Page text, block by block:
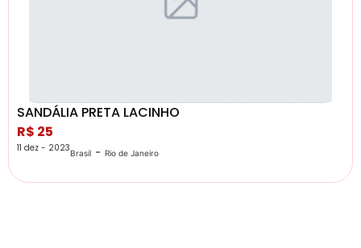
SANDÁLIA PRETA LACINHO
R$ 25
11 dez - 2023Brasil - Rio de Janeiro